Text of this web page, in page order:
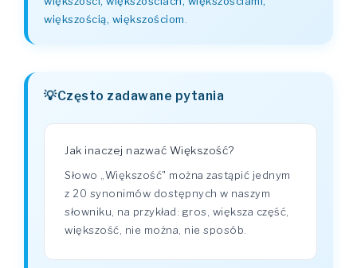
większością, większościom
Często zadawane pytania
Jak inaczej nazwać Większość?
Słowo „Większość" można zastąpić jednym
z 20 synonimów dostępnych w naszym
słowniku, na przykład: gros, większa część,
większość, nie można, nie sposób.